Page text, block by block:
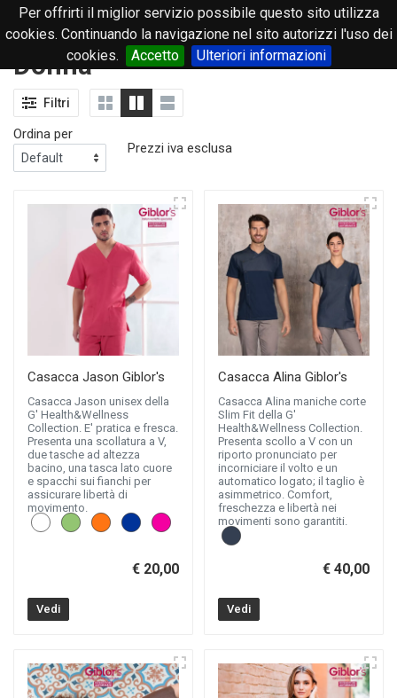
Per offrirti il miglior servizio possibile questo sito utilizza
cookies. Continuando la navigazione nel sito autorizzi l'uso dei
cookies.
Accetto Ulteriori informazioni
0
Donna
Filtri
Ordina per
Prezzi iva esclusa
Casacca Jason Giblor's
Casacca Jason unisex della
G' Health&Wellness
Collection. E' pratica e fresca.
Presenta una scollatura a V,
due tasche ad altezza
bacino, una tasca lato cuore
e spacchi sui fianchi per
assicurare libertà di
movimento.
€ 20,00
Vedi
Casacca Alina Giblor's
Casacca Alina maniche corte
Slim Fit della G'
Health&Wellness Collection.
Presenta scollo a V con un
riporto pronunciato per
incorniciare il volto e un
automatico logato; il taglio è
asimmetrico. Comfort,
freschezza e libertà nei
movimenti sono garantiti.
€ 40,00
Vedi